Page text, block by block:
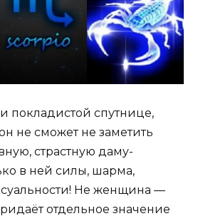
покладистой спутнице,
не сможет не заметить
страстную даму-
в ней силы, шарма,
Не женщина —
отдельное значение